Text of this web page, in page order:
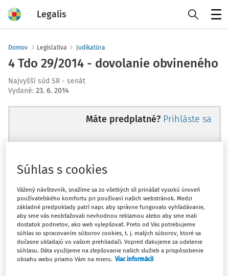
Legalis
Domov Legislatíva Judikatúra
4 Tdo 29/2014 - dovolanie obvineného
Najvyšší súd SR - senát
Vydané: 23. 6. 2014
Máte predplatné? Prihláste sa
Ups, zatiaľ ste si prečítali len
začiatok...
Celý odborný obsah z tejto oblasti je
dostupný predplatiteľom portálu.
Súhlas s cookies
Vážený návštevník, snažíme sa zo všetkých síl prinášať vysokú úroveň
používateľského komfortu pri používaní našich webstránok. Medzi
základné predpoklady patrí napr. aby správne fungovalo vyhľadávanie,
aby sme vás neobťažovali nevhodnou reklamou alebo aby sme mali
dostatok podnetov, ako web vylepšovať. Preto od Vás potrebujeme
súhlas so spracovaním súborov cookies, t. j. malých súborov, ktoré sa
dočasne ukladajú vo vašom prehliadači. Vopred ďakujeme za udelenie
súhlasu. Dáta využijeme na zlepšovanie našich služieb a prispôsobenie
obsahu webu priamo Vám na mieru. Viac informácií